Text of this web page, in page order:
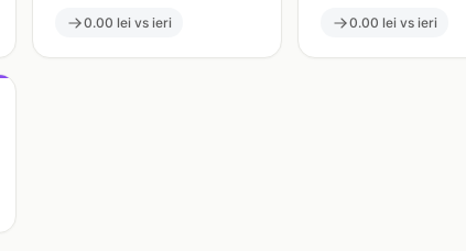
0.00 lei vs ieri 0.00 lei vs ieri